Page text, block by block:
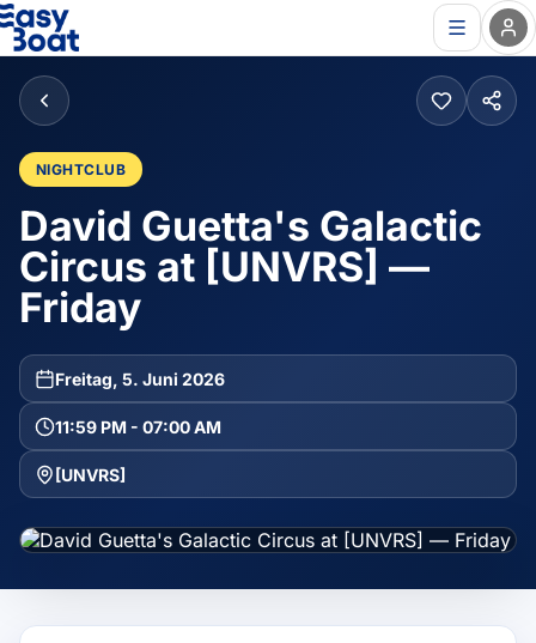
NIGHTCLUB
David Guetta's Galactic
Circus at [UNVRS] —
Friday
Freitag, 5. Juni 2026
11:59 PM - 07:00 AM
[UNVRS]